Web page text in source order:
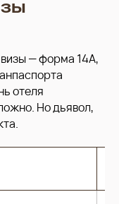
— форма 14A,
отеля
Но дьявол,